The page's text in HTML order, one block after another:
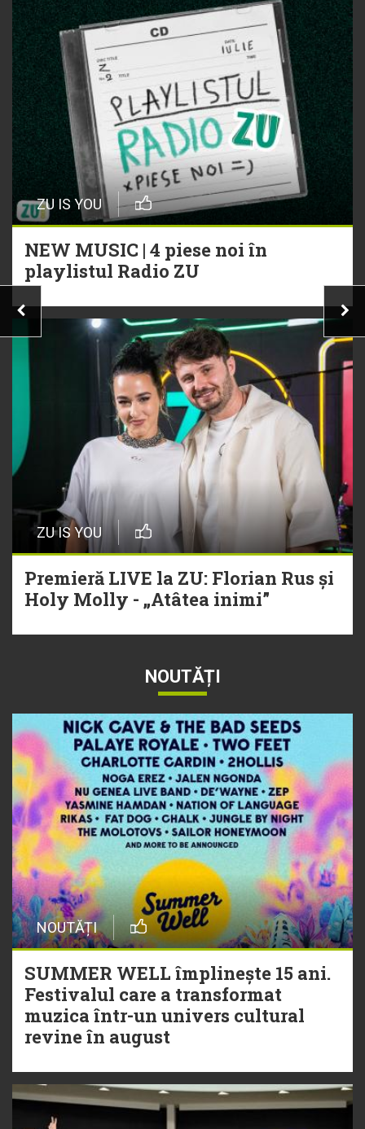
ZU IS YOU
NEW MUSIC | 4 piese noi în
playlistul Radio ZU
ZU IS YOU
Premieră LIVE la ZU: Florian Rus și
Holy Molly - „Atâtea inimi”
NOUTĂȚI
NOUTĂȚI
SUMMER WELL împlinește 15 ani.
Festivalul care a transformat
muzica într-un univers cultural
revine în august